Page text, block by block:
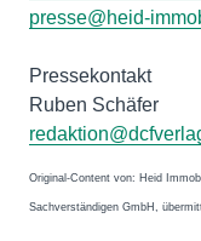
presse@heid-
Pressekontakt
Ruben Schäfer
Original-Content von: Heid
Sachverständigen GmbH,